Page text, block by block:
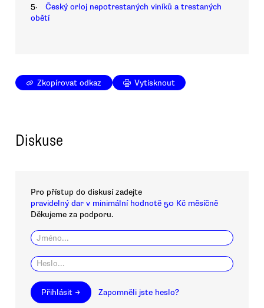
5.
Český orloj nepotrestaných viníků a trestaných
obětí
Zkopírovat odkaz Vytisknout
Diskuse
Pro přístup do diskusí zadejte
pravidelný dar v minimální hodnotě 50 Kč měsíčně
Děkujeme za podporu.
Přihlásit → Zapomněli jste heslo?